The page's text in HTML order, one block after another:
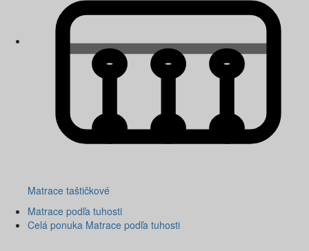
Matrace taštičkové
Matrace podľa tuhosti
Celá ponuka Matrace podľa tuhosti